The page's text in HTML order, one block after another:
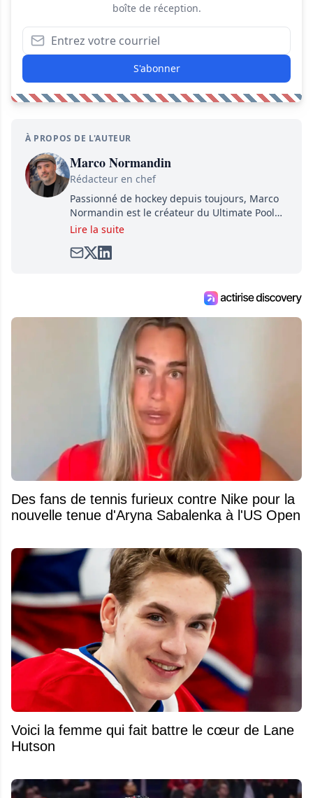
boîte de réception.
S'abonner
À PROPOS DE L'AUTEUR
Marco Normandin
Rédacteur en chef
Passionné de hockey depuis toujours, Marco
Normandin est le créateur du Ultimate Pool
Preview, une référence mondiale en guide de
satirique de hockey, Définitivement, Pierre.
entourant la LNH et en faire bénéficier les
Lire la suite
Des fans de tennis furieux contre Nike pour la
nouvelle tenue d'Aryna Sabalenka à l'US Open
Voici la femme qui fait battre le cœur de Lane
Hutson